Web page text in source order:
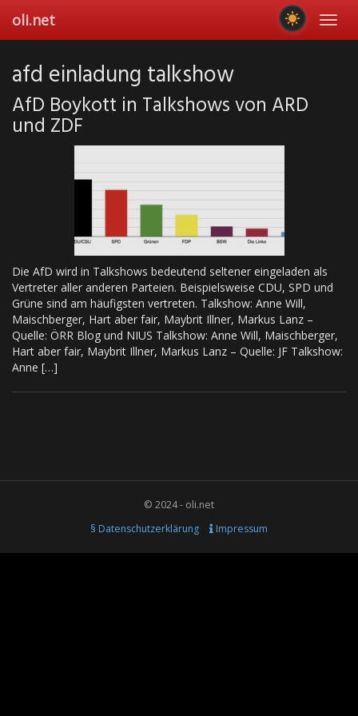
main
oli.net
afd einladung talkshow
AfD Boykott in Talkshows von ARD
und ZDF
Die AfD wird in Talkshows bedeutend seltener eingeladen als
Vertreter aller anderen Parteien. Beispielsweise CDU, SPD und
Grüne sind am häufigsten vertreten. Talkshow: Anne Will,
Maischberger, Hart aber fair, Maybrit Illner, Markus Lanz –
Quelle: ÖRR Blog und NIUS Talkshow: Anne Will, Maischberger,
Hart aber fair, Maybrit Illner, Markus Lanz – Quelle: JF Talkshow:
Anne […]
© 2024 - oli.net
§ Datenschutzerklärung
Impressum